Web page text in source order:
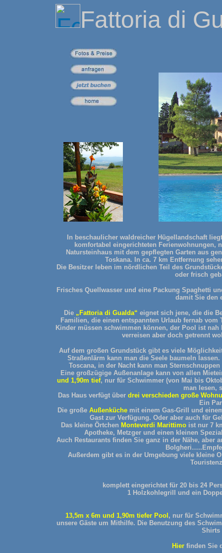
Fattoria di
In beschaulicher waldreicher Hügellandschaft
komfortabel eingerichteten Ferienwohnungen,
Natursteinhaus mit dem gepflegten Garten aus
Toskana. In ca. 7 km Entfernung
Die Besitzer leben im nördlichen Teil des
oder frisch
Frisches Quellwasser und eine Packung Spaghetti
damit Sie den
Die „Fattoria di Gualda“ eignet sich jene, die die
Familien, die einen entspannten Urlaub fernab
Kinder müssen schwimmen können, der Pool ist
verreisen aber doch getrennt
Auf dem großen Grundstück gibt es viele
Straßenlärm kann man die Seele baumeln
Toscana, in der Nacht kann man
Eine großzügige Außenanlage kann von allen
und 1,90m tief, nur für Schwimmer (von Mai bis
man lesen,
Das Haus verfügt über drei verschieden große
Ein
Die große Außenküchemit einem Gas-Grill und
Gast zur Verfügung. Oder aber auch für
Das kleine Örtchen Monteverdi Marittimo ist nur 7
Apotheke, Metzger und einen kleinen
Auch Restaurants finden Sie ganz in der Nähe, aber
Außerdem gibt es in der Umgebung viele kleine
komplett eingerichtet für 20 bis 24
1 Holzkohlegrill und ein
13,5m x 6m und 1,90m tiefer Pool , nur für
unsere Gäste um Mithilfe. Die Benutzung des
Shirts
Hierfinden Sie